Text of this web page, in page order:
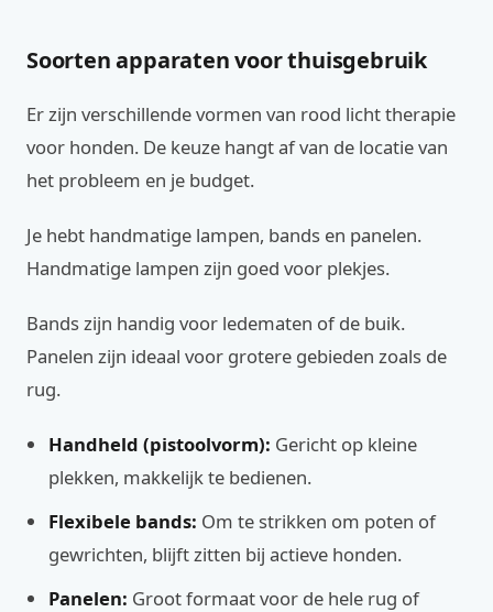
Soorten apparaten voor thuisgebruik
Er zijn verschillende vormen van rood licht therapie
voor honden. De keuze hangt af van de locatie van
het probleem en je budget.
Je hebt handmatige lampen, bands en panelen.
Handmatige lampen zijn goed voor plekjes.
Bands zijn handig voor ledematen of de buik.
Panelen zijn ideaal voor grotere gebieden zoals de
rug.
Handheld (pistoolvorm): Gericht op kleine
plekken, makkelijk te bedienen.
Flexibele bands: Om te strikken om poten of
gewrichten, blijft zitten bij actieve honden.
Panelen: Groot formaat voor de hele rug of